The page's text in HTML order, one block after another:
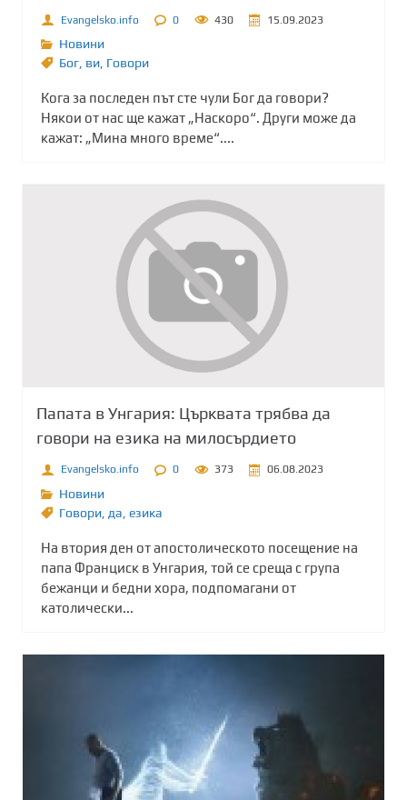
Evangelsko.info 0 430 15.09.2023
Новини
Бог, ви, Говори
Кога за последен път сте чули Бог да говори?
Някои от нас ще кажат „Наскоро“. Други може да
кажат: „Мина много време“....
Папата в Унгария: Църквата трябва да
говори на езика на милосърдието
Evangelsko.info 0 373 06.08.2023
Новини
Говори да езика
На втория ден от апостолическото посещение на
папа Франциск в Унгария, той се среща с група
бежанци и бедни хора, подпомагани от
католически...